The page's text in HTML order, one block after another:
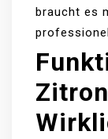
braucht es